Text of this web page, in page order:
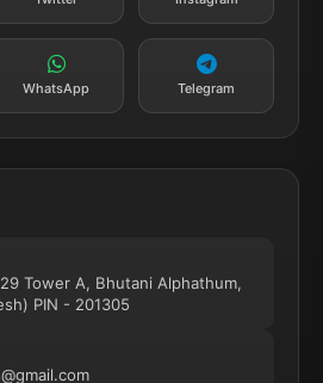
WhatsApp Telegram
Tower A, Bhutani Alphathum,
PIN - 201305